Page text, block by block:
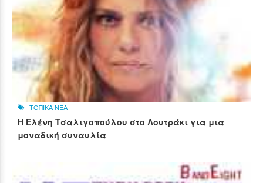
ΤΟΠΙΚΑ ΝΕΑ
Η Ελένη Τσαλιγοπούλου στο Λουτράκι για μια
μοναδική συναυλία